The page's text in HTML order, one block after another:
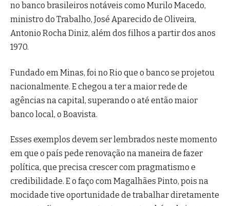
no banco brasileiros notáveis como Murilo Macedo,
ministro do Trabalho, José Aparecido de Oliveira,
Antonio Rocha Diniz, além dos filhos a partir dos anos
1970.
Fundado em Minas, foi no Rio que o banco se projetou
nacionalmente. E chegou a ter a maior rede de
agências na capital, superando o até então maior
banco local, o Boavista.
Esses exemplos devem ser lembrados neste momento
em que o país pede renovação na maneira de fazer
política, que precisa crescer com pragmatismo e
credibilidade. E o faço com Magalhães Pinto, pois na
mocidade tive oportunidade de trabalhar diretamente